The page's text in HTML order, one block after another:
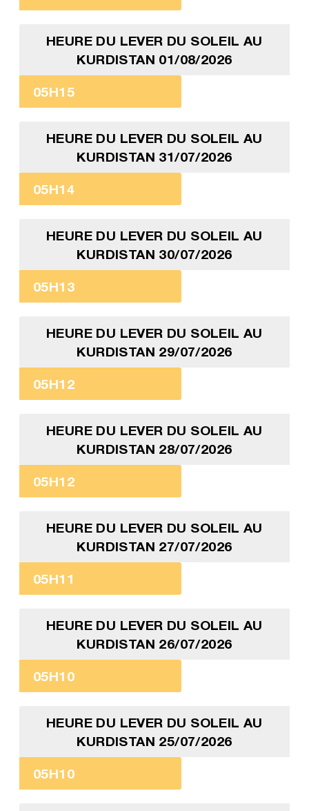
HEURE DU LEVER DU SOLEIL AU
KURDISTAN 01/08/2026
05H15
HEURE DU LEVER DU SOLEIL AU
KURDISTAN 31/07/2026
05H14
HEURE DU LEVER DU SOLEIL AU
KURDISTAN 30/07/2026
05H13
HEURE DU LEVER DU SOLEIL AU
KURDISTAN 29/07/2026
05H12
HEURE DU LEVER DU SOLEIL AU
KURDISTAN 28/07/2026
05H12
HEURE DU LEVER DU SOLEIL AU
KURDISTAN 27/07/2026
05H11
HEURE DU LEVER DU SOLEIL AU
KURDISTAN 26/07/2026
05H10
HEURE DU LEVER DU SOLEIL AU
KURDISTAN 25/07/2026
05H10